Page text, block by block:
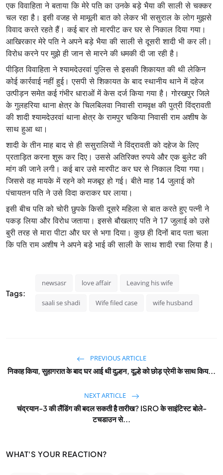
एक विवाहिता ने बताया कि मेरे पति का उनके बड़े भैया की साली से चक्कर
चल रहा है। इसी वजह से मामूली बात को लेकर भी ससुराल के लोग मुझसे
विवाद करते रहते हैं। कई बार तो मारपीट कर घर से निकाल दिया गया।
आखिरकार मेरे पति ने अपने बड़े भैया की साली से दूसरी शादी भी कर ली।
विरोध करने पर मुझे ही जान से मारने की धमकी दी जा रही है।
पीड़ित विवाहिता ने श्यामदेउरवां पुलिस से इसकी शिकायत की थी लेकिन
कोई कार्रवाई नहीं हुई। एसपी से शिकायत के बाद स्थानीय थाने में दहेज
उत्पीड़न समेत कई गंभीर धाराओं में केस दर्ज किया गया है। गोरखपुर जिले
के गुलहरिया थाना क्षेत्र के चिलबिलवा निवासी रामवृक्ष की पुत्री विंद्रावती
की शादी श्यामदेउरवां थाना क्षेत्र के रामपुर चकिया निवासी राम अशीष के
साथ हुआ था।
शादी के तीन माह बाद से ही ससुरालियों ने विंद्रावती को दहेज के लिए
प्रताड़ित करना शुरू कर दिए। उससे अतिरिक्त रुपये और एक बुलेट की
मांग की जाने लगी। कई बार उसे मारपीट कर घर से निकाल दिया गया।
जिससे वह मायके में रहने को मजबूर हो गई। बीते माह 14 जुलाई को
पंचायतन पति ने उसे विदा कराकर घर लाया।
इसी बीच पति को चोरी छुपके किसी दूसरे महिला से बात करते हुए पत्नी ने
पकड़ लिया और विरोध जताया। इससे बौखलाए पति ने 17 जुलाई को उसे
बुरी तरह से मारा पीटा और घर से भगा दिया। कुछ ही दिनों बाद पता चला
कि पति राम अशीष ने अपने बड़े भाई की साली के साथ शादी रचा लिया है।
Tags:
newsasr love affair Leaving his wife
saali se shadi Wife filed case wife husband
PREVIOUS ARTICLE
निकाह किया, सुहागरात के बाद घर आई थी दुल्हन, दूल्हे को छोड़ प्रेमी के साथ किय...
NEXT ARTICLE
चंद्रयान-3 की लैंडिंग की बदल सकती है तारीख? ISRO के साइंटिस्ट बोले-
टचडाउन से...
WHAT'S YOUR REACTION?